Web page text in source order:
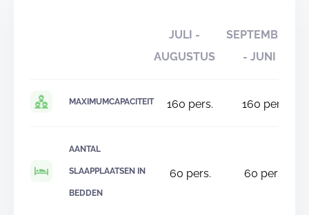
JULI -
AUGUSTUS
SEPTEMBER
- JUNI
MAXIMUMCAPACITEIT 160 pers. 160 pers.
AANTAL
SLAAPPLAATSEN IN
BEDDEN
60 pers. 60 pers.